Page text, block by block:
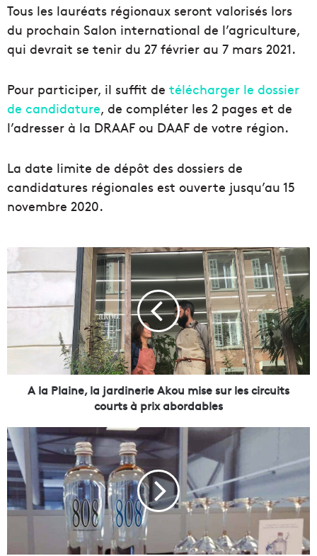
Tous les lauréats régionaux seront valorisés lors
du prochain Salon international de l’agriculture,
qui devrait se tenir du 27 février au 7 mars 2021.
Pour participer, il suffit de télécharger le dossier
de candidature, de compléter les 2 pages et de
l’adresser à la DRAAF ou DAAF de votre région.
La date limite de dépôt des dossiers de
candidatures régionales est ouverte jusqu’au 15
novembre 2020.
A
l
a
l
i
e
j
a
r
d
i
n
i
A la Plaine, la jardinerie Akou mise sur les circuits
courts à prix abordables
L
a
8
0
8
,
e